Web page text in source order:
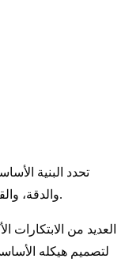
تحدد البنية
والدقة، والقدرة على التكيف عبر بيئات الأجهزة المختلفة.